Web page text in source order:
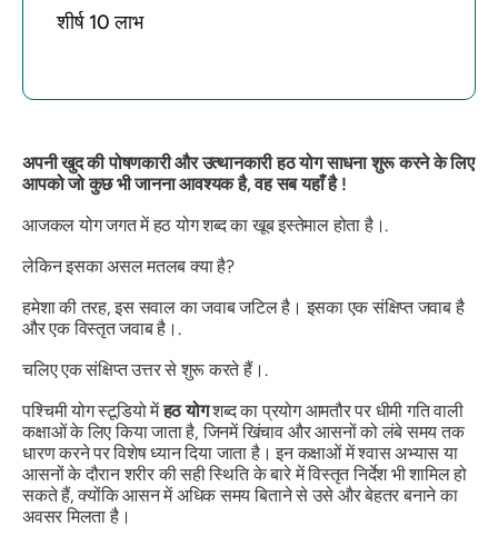
शीर्ष 10 लाभ
अपनी खुद की पोषणकारी और उत्थानकारीहठयोग साधना शुरू करने के लिए
आपको जो कुछ भी जानना आवश्यक है, वह सब यहाँ है !
आजकल योग जगत में हठ योग शब्द का खूब इस्तेमाल होता है।.
लेकिन इसका असल मतलब क्या है?
हमेशा की तरह, इस सवाल का जवाब जटिल है। इसका एक संक्षिप्त जवाब है
और एक विस्तृत जवाब है।.
चलिए एक संक्षिप्त उत्तर से शुरू करते हैं।.
पश्चिमी योग स्टूडियो मेंहठ योगशब्द का प्रयोग आमतौर पर धीमी गति वाली
कक्षाओं के लिए किया जाता है, जिनमें खिंचाव और आसनों को लंबे समय तक
धारण करने पर विशेष ध्यान दिया जाता है। इन कक्षाओं में श्वास अभ्यास या
आसनों के दौरान शरीर की सही स्थिति के बारे में विस्तृत निर्देश भी शामिल हो
सकते हैं, क्योंकि आसन में अधिक समय बिताने से उसे और बेहतर बनाने का
अवसर मिलता है।